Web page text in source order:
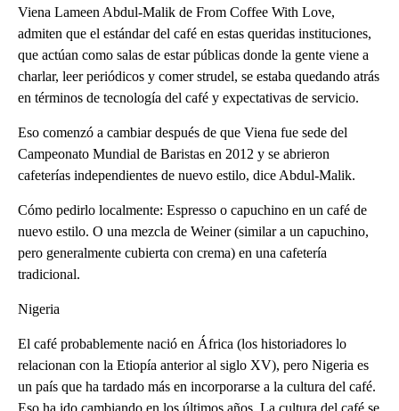
Viena Lameen Abdul-Malik de From Coffee With Love,
admiten que el estándar del café en estas queridas instituciones,
que actúan como salas de estar públicas donde la gente viene a
charlar, leer periódicos y comer strudel, se estaba quedando atrás
en términos de tecnología del café y expectativas de servicio.
Eso comenzó a cambiar después de que Viena fue sede del
Campeonato Mundial de Baristas en 2012 y se abrieron
cafeterías independientes de nuevo estilo, dice Abdul-Malik.
Cómo pedirlo localmente: Espresso o capuchino en un café de
nuevo estilo. O una mezcla de Weiner (similar a un capuchino,
pero generalmente cubierta con crema) en una cafetería
tradicional.
Nigeria
El café probablemente nació en África (los historiadores lo
relacionan con la Etiopía anterior al siglo XV), pero Nigeria es
un país que ha tardado más en incorporarse a la cultura del café.
Eso ha ido cambiando en los últimos años. La cultura del café se